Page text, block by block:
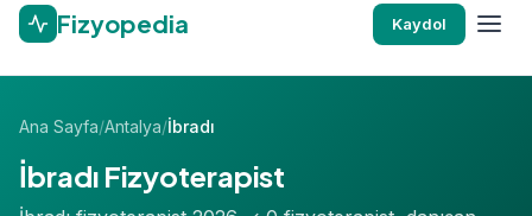
Fizyopedia Kaydol
Ana Sayfa/Antalya/İbradı
İbradı Fizyoterapist